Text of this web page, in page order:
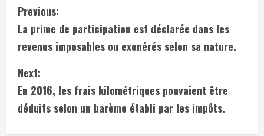
C
o
n
t
i
Previous:
La prime de participation est déclarée dans les
revenus imposables ou exonérés selon sa nature.
Next:
En 2016, les frais kilométriques pouvaient être
déduits selon un barème établi par les impôts.